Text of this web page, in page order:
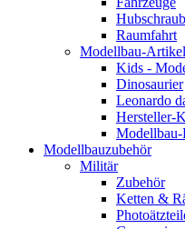
Raumfahrt
Modellbau-Artikel
Kids -
Dinosaurier
Leonardo
Hersteller-
Modellbauzubehör
Militär
Zubehör
Ketten &